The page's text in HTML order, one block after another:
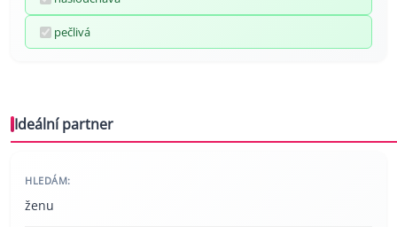
pečlivá
Ideální partner
HLEDÁM:
ženu